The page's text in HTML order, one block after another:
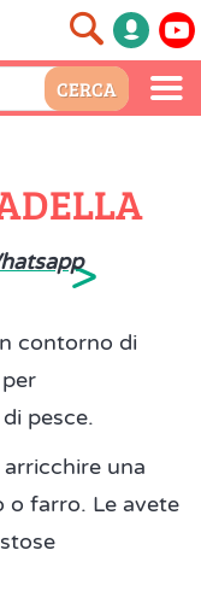
>
contorno di
pesce.
una
o farro. Le avete